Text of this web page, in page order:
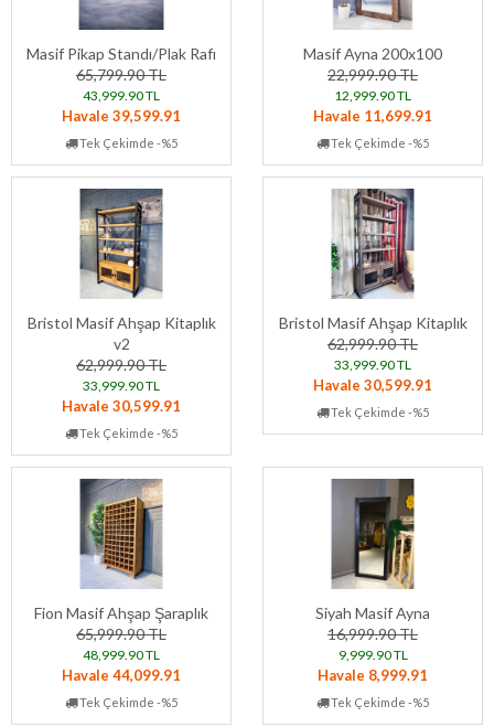
Masif Pikap Standı/Plak Rafı
65,799.90 TL
43,999.90 TL
Havale 39,599.91
Tek Çekimde -%5
Masif Ayna 200x100
22,999.90 TL
12,999.90 TL
Havale 11,699.91
Tek Çekimde -%5
Bristol Masif Ahşap Kitaplık
v2
62,999.90 TL
33,999.90 TL
Havale 30,599.91
Tek Çekimde -%5
Bristol Masif Ahşap Kitaplık
62,999.90 TL
33,999.90 TL
Havale 30,599.91
Tek Çekimde -%5
Fion Masif Ahşap Şaraplık
65,999.90 TL
48,999.90 TL
Havale 44,099.91
Tek Çekimde -%5
Siyah Masif Ayna
16,999.90 TL
9,999.90 TL
Havale 8,999.91
Tek Çekimde -%5